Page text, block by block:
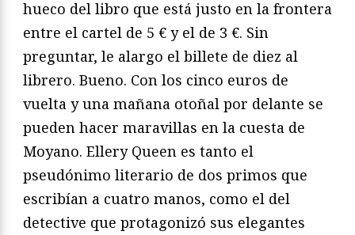
hueco del libro que está justo en la frontera
entre el cartel de 5 € y el de 3 €. Sin
preguntar, le alargo el billete de diez al
librero. Bueno. Con los cinco euros de
vuelta y una mañana otoñal por delante se
pueden hacer maravillas en la cuesta de
Moyano. Ellery Queen es tanto el
pseudónimo literario de dos primos que
escribían a cuatro manos, como el del
detective que protagonizó sus elegantes